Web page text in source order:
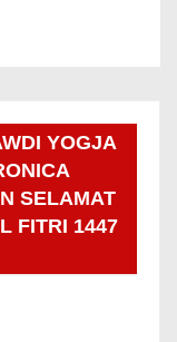
YOGJA
SELAMAT
FITRI 1447